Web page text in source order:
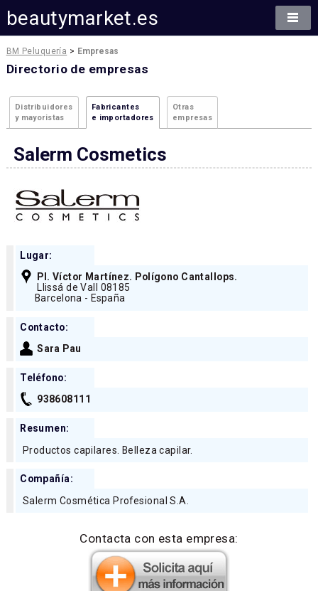
beautymarket.es
BM Peluquería > Empresas
Directorio de empresas
Distribuidores
y mayoristas
Fabricantes
e importadores
Otras
empresas
Salerm Cosmetics
Lugar:
Pl. Víctor Martínez. Polígono Cantallops.
Llissá de Vall 08185
Barcelona - España
Contacto:
Sara Pau
Teléfono:
938608111
Resumen:
Productos capilares. Belleza capilar.
Compañía:
Salerm Cosmética Profesional S.A.
Contacta con esta empresa: